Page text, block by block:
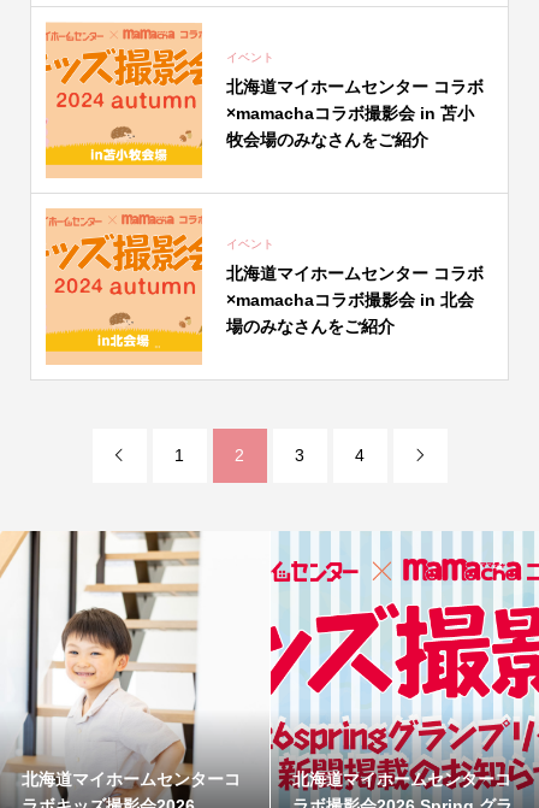
イベント
北海道マイホームセンター コラボ
×mamachaコラボ撮影会 in 苫小
牧会場のみなさんをご紹介
イベント
北海道マイホームセンター コラボ
×mamachaコラボ撮影会 in 北会
場のみなさんをご紹介
 1 2 3 4 
北海道マイホームセンターコ
北海道マイホームセンターコ